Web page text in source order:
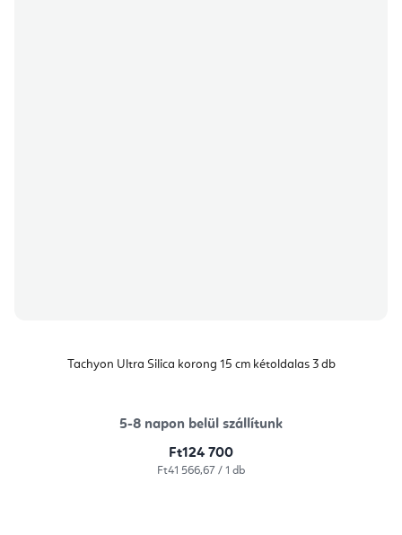
Tachyon Ultra Silica korong 15 cm kétoldalas 3 db
5-8 napon belül szállítunk
Ft124 700
Egységár:
Ft41 566,67 / 1 db